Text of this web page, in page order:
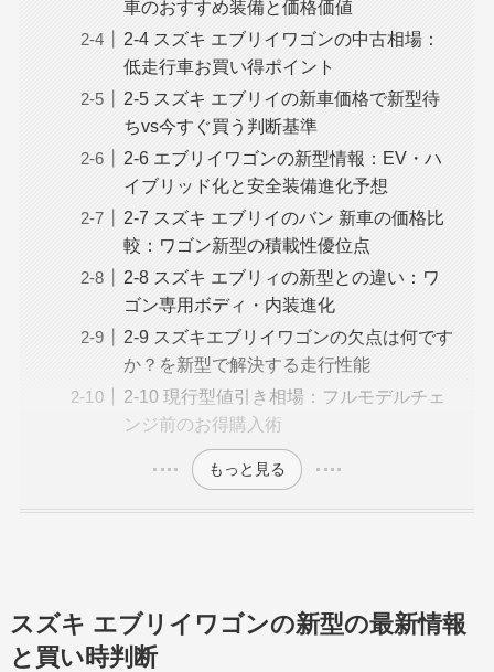
車のおすすめ装備と価格価値
2-4 スズキ エブリイワゴンの中古相場：
低走行車お買い得ポイント
2-5 スズキ エブリイの新車価格で新型待
ちvs今すぐ買う判断基準
2-6 エブリイワゴンの新型情報：EV・ハ
イブリッド化と安全装備進化予想
2-7 スズキ エブリイのバン 新車の価格比
較：ワゴン新型の積載性優位点
2-8 スズキ エブリィの新型との違い：ワ
ゴン専用ボディ・内装進化
2-9 スズキエブリイワゴンの欠点は何です
か？を新型で解決する走行性能
2-10 現行型値引き相場：フルモデルチェ
ンジ前のお得購入術
もっと見る
スズキ エブリイワゴンの新型の最新情報
と買い時判断